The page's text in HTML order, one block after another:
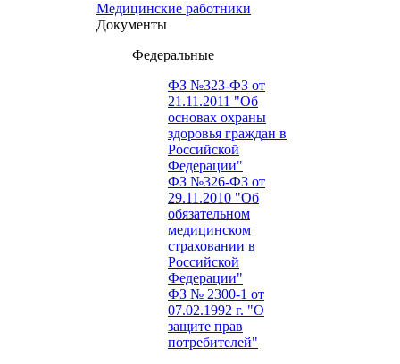
Медицинские работники
Документы
Федеральные
ФЗ №323-ФЗ от
21.11.2011 "Об
основах охраны
здоровья граждан в
Российской
Федерации"
ФЗ №326-ФЗ от
29.11.2010 "Об
обязательном
медицинском
страховании в
Российской
Федерации"
ФЗ № 2300-1 от
07.02.1992 г. "О
защите прав
потребителей"